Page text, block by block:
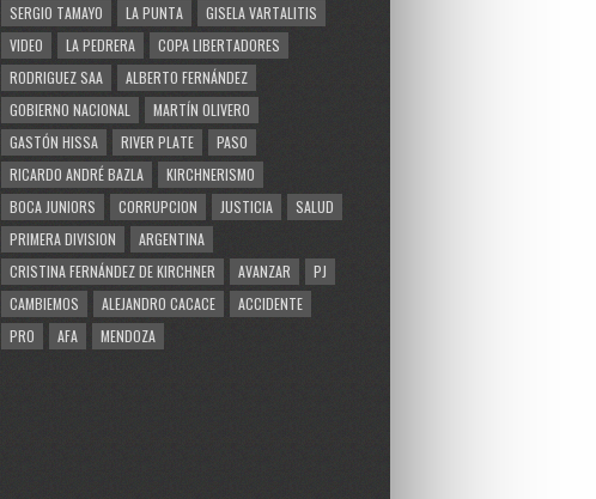
SERGIO TAMAYO
LA PUNTA
GISELA VARTALITIS
VIDEO
LA PEDRERA
COPA LIBERTADORES
RODRIGUEZ SAA
ALBERTO FERNÁNDEZ
GOBIERNO NACIONAL
MARTÍN OLIVERO
GASTÓN HISSA
RIVER PLATE
PASO
RICARDO ANDRÉ BAZLA
KIRCHNERISMO
BOCA JUNIORS
CORRUPCION JUSTICIA
SALUD
PRIMERA DIVISION
ARGENTINA
CRISTINA FERNÁNDEZ DE KIRCHNER
AVANZAR
PJ
CAMBIEMOS
ALEJANDRO CACACE
ACCIDENTE
PRO
AFA MENDOZA